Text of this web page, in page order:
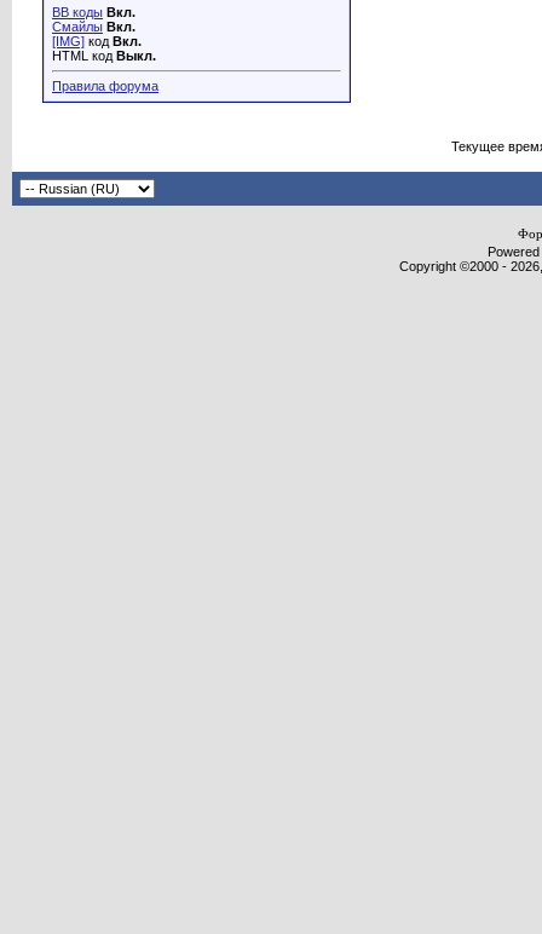
BB коды Вкл.
Смайлы Вкл.
[IMG] код Вкл.
HTML код Выкл.
Правила форума
Текущее
Copyright ©2000 -